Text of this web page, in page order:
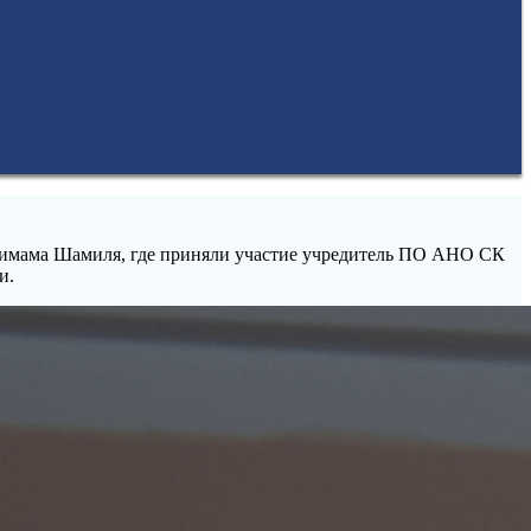
Шамиля, где приняли участие учредитель ПО АНО СК